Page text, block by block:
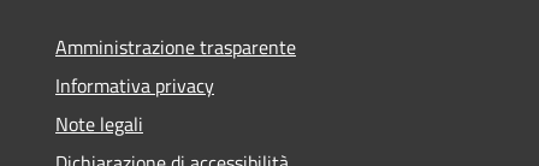
Amministrazione trasparente
Informativa privacy
Note legali